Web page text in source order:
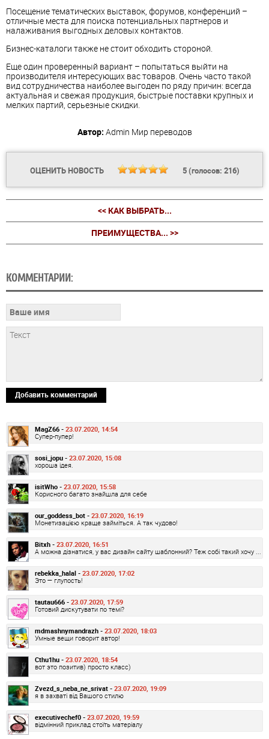
Посещение тематических выставок, форумов, конференций –
отличные места для поиска потенциальных партнеров и
налаживания выгодных деловых контактов.
Бизнес-каталоги также не стоит обходить стороной.
Еще один проверенный вариант – попытаться выйти на
производителя интересующих вас товаров. Очень часто такой
вид сотрудничества наиболее выгоден по ряду причин: всегда
актуальная и свежая продукция, быстрые поставки крупных и
мелких партий, серьезные скидки.
Автор: Admin Мир переводов
ОЦЕНИТЬ НОВОСТЬ 5(голосов: 216)
<< КАК ВЫБРАТЬ...
ПРЕИМУЩЕСТВА... >>
КОММЕНТАРИИ:
Добавить комментарий
MagZ66 - 23.07.2020, 14:54
Супер-пупер!
sosi_jopu - 23.07.2020, 15:08
хороша ідея.
isitWho - 23.07.2020, 15:58
Корисного багато знайшла для себе
our_goddess_bot - 23.07.2020, 16:19
Монетизацією краще займіться. А так чудово!
Bitxh - 23.07.2020, 16:51
А можна дізнатися, у вас дизайн сайту шаблонний? Теж собі такий хочу ...
rebekka_halal - 23.07.2020, 17:02
Это — глупость!
tautau666 - 23.07.2020, 17:59
Готовий дискутувати по темі?
mdmashnymandrazh - 23.07.2020, 18:03
Умные вещи говорит автор!
Cthu1hu - 23.07.2020, 18:54
вот это позитив) просто класс)
Zvezd_s_neba_ne_srivat - 23.07.2020, 19:09
я в захваті від Вашого стилю
executivechef0 - 23.07.2020, 19:59
відмінний приклад стоїть матеріалу